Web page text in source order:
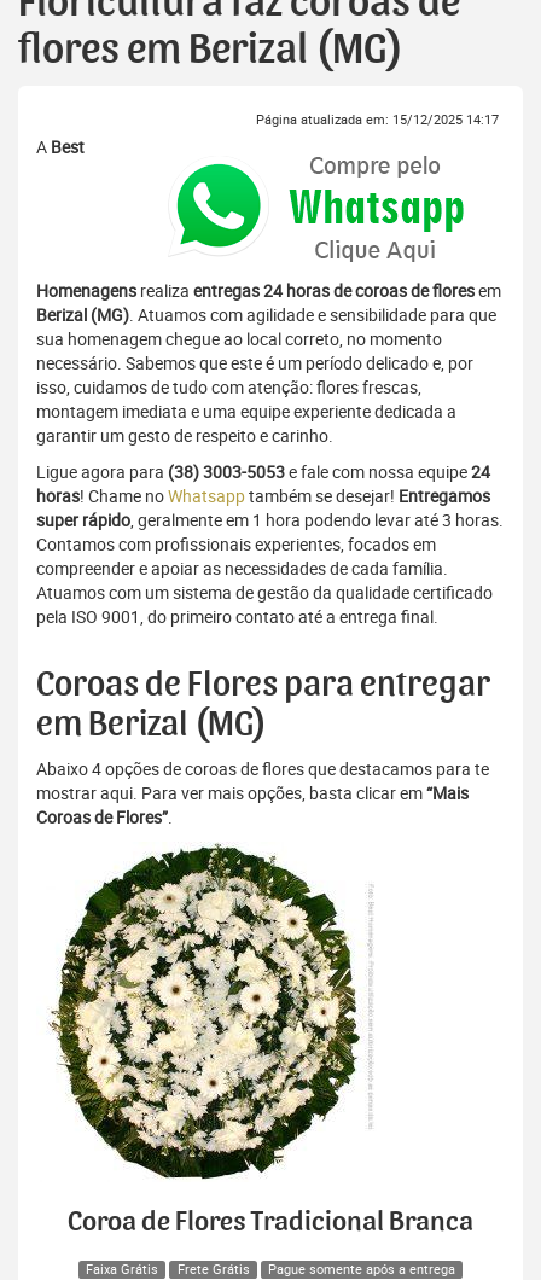
flores em Berizal (MG)
Página atualizada em: 15/12/2025 14:17
A Best
Homenagens realiza entregas 24 horas de coroas de floresem
Berizal (MG). Atuamos com agilidade e sensibilidade para que
sua homenagem chegue ao local correto, no momento
necessário. Sabemos que este é um período delicado e, por
isso, cuidamos de tudo com atenção: flores frescas,
montagem imediata e uma equipe experiente dedicada a
garantir um gesto de respeito e carinho.
Ligue agora para (38) 3003-5053e fale com nossa equipe24
horas! Chame noWhatsapptambém se desejar! Entregamos
super rápido, geralmente em 1 hora podendo levar até 3 horas.
Contamos com profissionais experientes, focados em
compreender e apoiar as necessidades de cada família.
Atuamos com um sistema de gestão da qualidade certificado
pela ISO 9001, do primeiro contato até a entrega final.
Coroas de Flores para entregar
em Berizal (MG)
Abaixo 4 opções de coroas de flores que destacamos para te
mostrar aqui. Para ver mais opções, basta clicar em“Mais
Coroas de Flores”.
Coroa de Flores Tradicional Branca
Faixa Grátis Frete Grátis Pague somente após a entrega